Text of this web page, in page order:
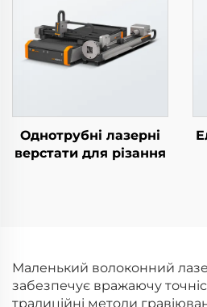
Однотрубні лазерні
верстати для різання
Маленький волоконний
забезпечує вражаючу
традиційні методи